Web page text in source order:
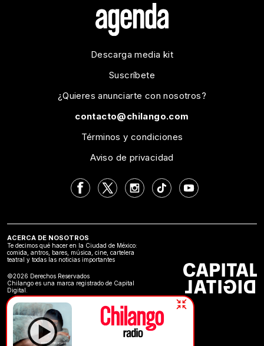
Descarga media kit
Suscríbete
¿Quieres anunciarte con nosotros?
contacto@chilango.com
Términos y condiciones
Aviso de privacidad
ACERCA DE NOSOTROS
Te decimos qué hacer en la Ciudad de México:
comida, antros, bares, música, cine, cartelera
teatral y todas las noticias importantes
©2026 Derechos Reservados
Chilango es una marca registrado de Capital
Digital.